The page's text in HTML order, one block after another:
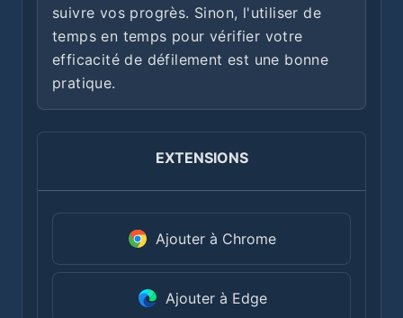
suivre vos progrès. Sinon, l'utiliser de
temps en temps pour vérifier votre
efficacité de défilement est une bonne
pratique.
EXTENSIONS
Ajouter à Chrome
Ajouter à Edge